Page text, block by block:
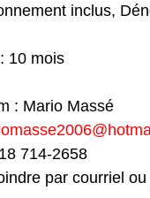
inclus,
10 mois
: Mario Massé
714-2658
par courriel